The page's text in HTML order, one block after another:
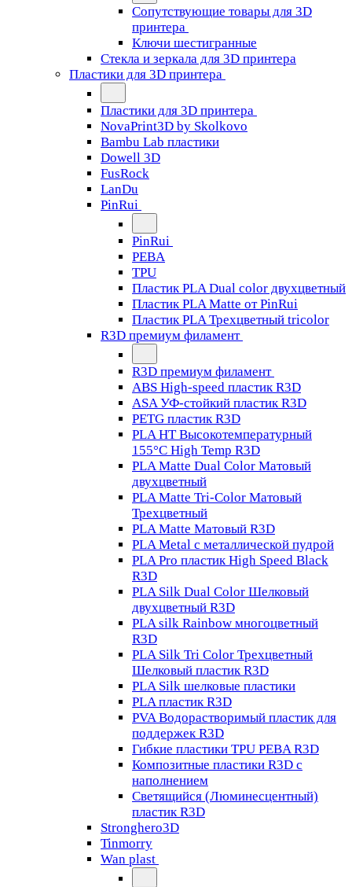
Сопутствующие товары для 3D
принтера
Ключи шестигранные
Стекла и зеркала для 3D принтера
Пластики для 3D принтера
Пластики для 3D принтера
NovaPrint3D by Skolkovo
Bambu Lab пластики
Dowell 3D
FusRock
LanDu
PinRui
PinRui
PEBA
TPU
Пластик PLA Dual color двухцветный
Пластик PLA Matte от PinRui
Пластик PLA Трехцветный tricolor
R3D премиум филамент
R3D премиум филамент
ABS High-speed пластик R3D
ASA УФ-стойкий пластик R3D
PETG пластик R3D
PLA HT Высокотемпературный
155°C High Temp R3D
PLA Matte Dual Color Матовый
двухцветный
PLA Matte Tri-Color Матовый
Трехцветный
PLA Matte Матовый R3D
PLA Metal с металлической пудрой
PLA Pro пластик High Speed Black
R3D
PLA Silk Dual Color Шелковый
двухцветный R3D
PLA silk Rainbow многоцветный
R3D
PLA Silk Tri Color Трехцветный
Шелковый пластик R3D
PLA Silk шелковые пластики
PLA пластик R3D
PVA Водорастворимый пластик для
поддержек R3D
Гибкие пластики TPU PEBA R3D
Композитные пластики R3D с
наполнением
Светящийся (Люминесцентный)
пластик R3D
Stronghero3D
Tinmorry
Wan plast